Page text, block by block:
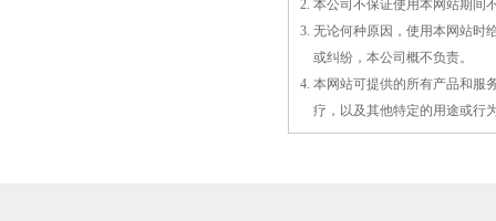
2. 本公司不保证使用本网站期间
3. 无论何种原因，使用本网站时
或纠纷，本公司概不负责。
4. 本网站可提供的所有产品和服
疗，以及其他特定的用途或行